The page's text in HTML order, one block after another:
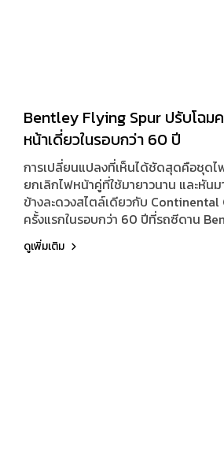
Bentley Flying Spur ปรับโฉ
หน้าเดี่ยวในรอบกว่า 60 ปี
การเปลี่ยนแปลงที่เห็นได้ชัดสุดคือชุดไ
ยกเลิกไฟหน้าคู่ที่ใช้มายาวนาน และหัน
ข้างละดวงสไตล์เดียวกับ Continental
ครั้งแรกในรอบกว่า 60 ปีที่รถซีดาน
แนวทางนี้ โดยต้องย้อนกลับไปถึงปี
หน้าถูกรวมเข้ากับชุดกันชนหน้าที่ปรับดีไ
ดูเพิ่มเติม